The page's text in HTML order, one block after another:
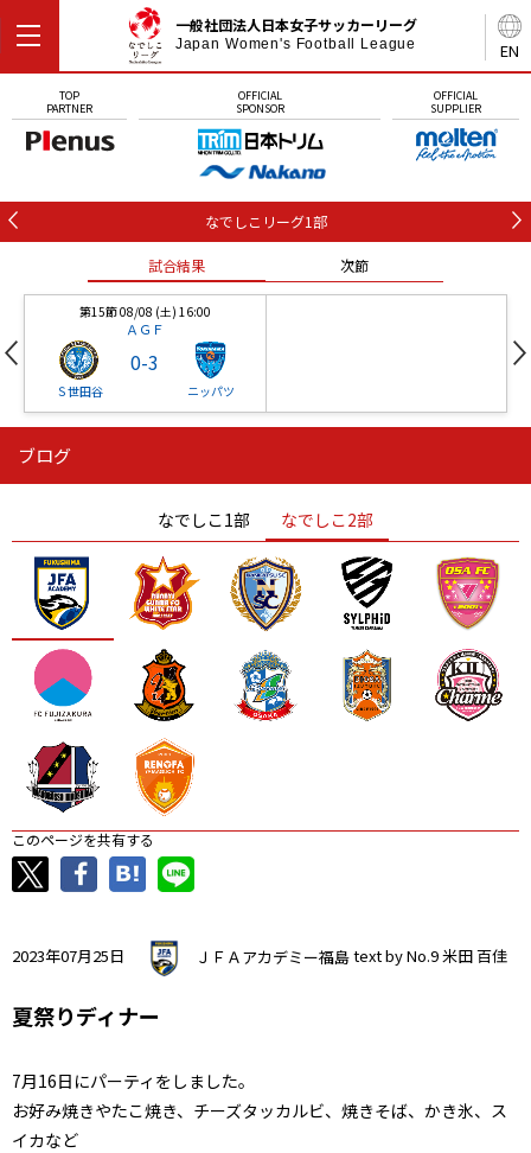
EN
一般社団法人日本女子サッカーリーグ
Japan Women's Football League
TOP
PARTNER
OFFICIAL
SPONSOR
OFFICIAL
SUPPLIER
なでしこリーグ1部
試合結果 次節
第15節 08/08 (土) 16:00
ＡＧＦ
Ｓ世田谷
0-3
ニッパツ
ニッパツ
ニッパツ 名古屋
石人の星
静岡 愛媛Ｌ
ブログ
なでしこ1部 なでしこ2部
このページを共有する
2023年07月25日 ＪＦＡアカデミー福島text by No.9 米田 百佳
夏祭りディナー
7月16日にパーティをしました。
お好み焼きやたこ焼き、チーズタッカルビ、焼きそば、かき氷、ス
イカなど